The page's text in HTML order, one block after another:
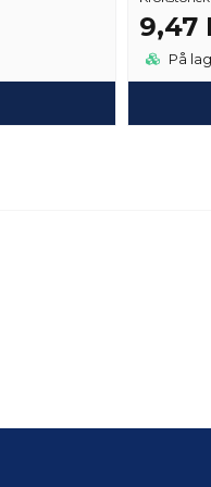
9,47
På